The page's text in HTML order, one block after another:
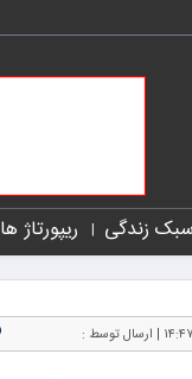
سبک زندگی ریپورتاژ ها
ارسال توسط :